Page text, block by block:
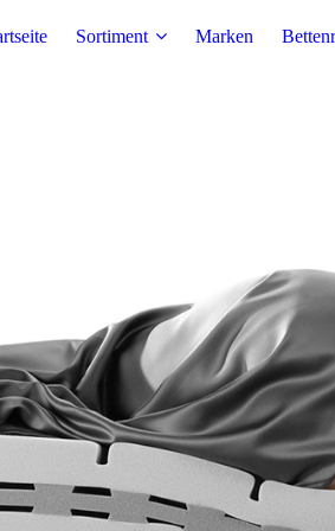
Sortiment Marken